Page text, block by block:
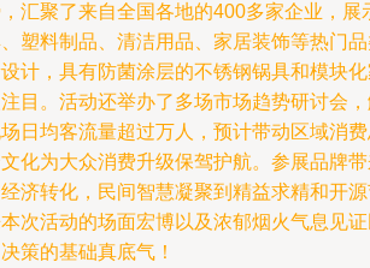
汇聚了来自全国各地的400多家企业，展
塑料制品、清洁用品、家居装饰等热门
计，具有防菌涂层的不锈钢锅具和模块
目。活动还举办了多场市场趋势研讨会
日均客流量超过万人，预计带动区域消
化为大众消费升级保驾护航。参展品牌
济转化，民间智慧凝聚到精益求精和开
次活动的场面宏博以及浓郁烟火气息见
策的基础真底气！